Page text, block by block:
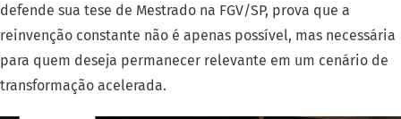
defende sua tese de Mestrado na FGV/SP, prova que a
reinvenção constante não é apenas possível, mas necessária
para quem deseja permanecer relevante em um cenário de
transformação acelerada.